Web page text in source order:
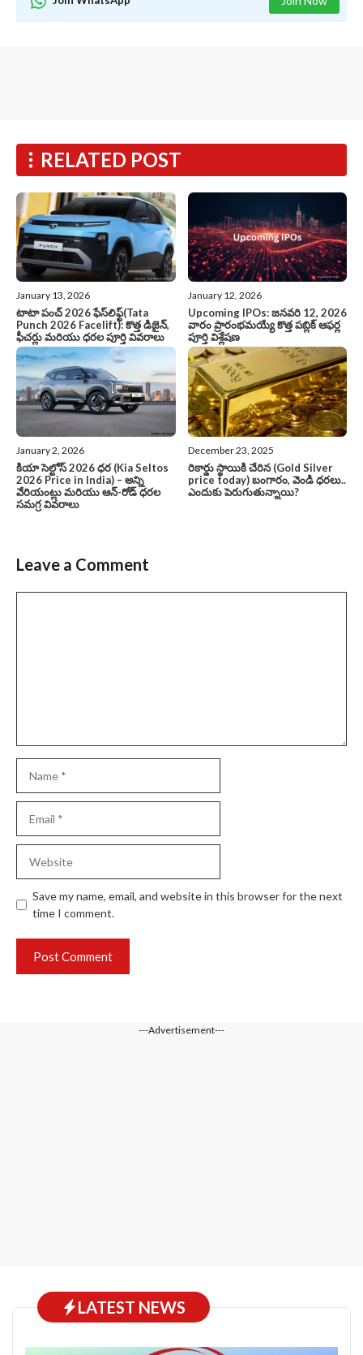
RELATED POST
January 13, 2026
టాటా పంచ్ 2026 ఫేస్‌లిఫ్ట్(Tata
Punch 2026 Facelift): కొత్త డిజైన్,
ఫీచర్లు మరియు ధరల పూర్తి వివరాలు
January 12, 2026
Upcoming IPOs: జనవరి 12, 2026
వారం ప్రారంభమయ్యే కొత్త పబ్లిక్ ఆఫర్ల
పూర్తి విశ్లేషణ
January 2, 2026
కియా సెల్టోస్ 2026 ధర (Kia Seltos
2026 Price in India) – అన్ని
వేరియంట్లు మరియు ఆన్-రోడ్ ధరల
సమగ్ర వివరాలు
December 23, 2025
రికార్డు స్థాయికి చేరిన (Gold Silver
price today) బంగారం, వెండి ధరలు..
ఎందుకు పెరుగుతున్నాయి?
Leave a Comment
Save my name, email, and website in this browser for the next
time I comment.
---Advertisement---
LATEST NEWS